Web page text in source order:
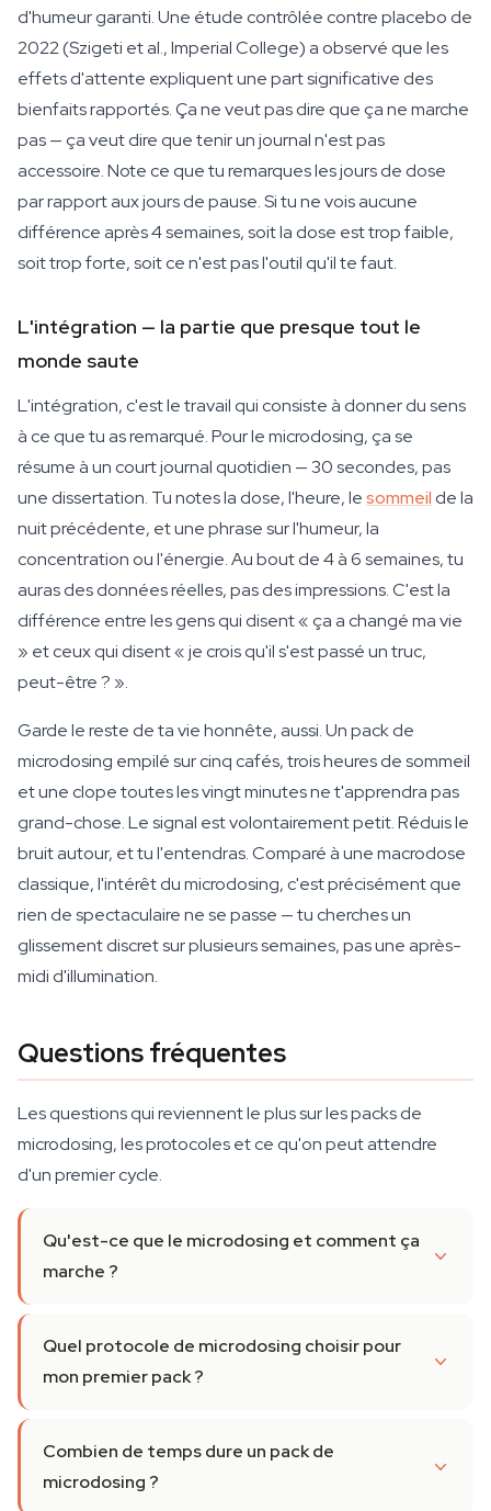
d'humeur garanti. Une étude contrôlée contre placebo de
2022 (Szigeti et al., Imperial College) a observé que les
effets d'attente expliquent une part significative des
bienfaits rapportés. Ça ne veut pas dire que ça ne marche
pas — ça veut dire que tenir un journal n'est pas
accessoire. Note ce que tu remarques les jours de dose
par rapport aux jours de pause. Si tu ne vois aucune
différence après 4 semaines, soit la dose est trop faible,
soit trop forte, soit ce n'est pas l'outil qu'il te faut.
L'intégration — la partie que presque tout le
monde saute
L'intégration, c'est le travail qui consiste à donner du sens
à ce que tu as remarqué. Pour le microdosing, ça se
résume à un court journal quotidien — 30 secondes, pas
une dissertation. Tu notes la dose, l'heure, lesommeil de la
nuit précédente, et une phrase sur l'humeur, la
concentration ou l'énergie. Au bout de 4 à 6 semaines, tu
auras des données réelles, pas des impressions. C'est la
différence entre les gens qui disent « ça a changé ma vie
» et ceux qui disent « je crois qu'il s'est passé un truc,
peut-être ? ».
Garde le reste de ta vie honnête, aussi. Un pack de
microdosing empilé sur cinq cafés, trois heures de sommeil
et une clope toutes les vingt minutes ne t'apprendra pas
grand-chose. Le signal est volontairement petit. Réduis le
bruit autour, et tu l'entendras. Comparé à une macrodose
classique, l'intérêt du microdosing, c'est précisément que
rien de spectaculaire ne se passe — tu cherches un
glissement discret sur plusieurs semaines, pas une après-
midi d'illumination.
Questions fréquentes
Les questions qui reviennent le plus sur les packs de
microdosing, les protocoles et ce qu'on peut attendre
d'un premier cycle.
Qu'est-ce que le microdosing et comment ça
marche ?
Quel protocole de microdosing choisir pour
mon premier pack ?
Combien de temps dure un pack de
microdosing ?